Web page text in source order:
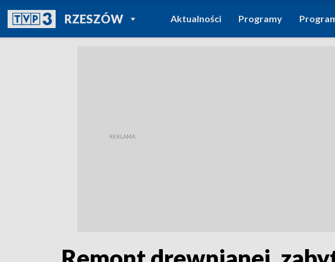
RZESZÓWPOWRÓT DO
TVP REGIONY
Aktualności Programy